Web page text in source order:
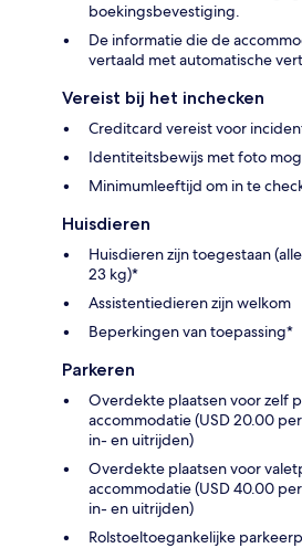
boekingsbevestiging.
De informatie die de
vertaald met automatische
Vereist bij het inchecken
Creditcard vereist voor
Identiteitsbewijs met foto
Minimumleeftijd om in te
Huisdieren
Huisdieren zijn toegestaan
23 kg)*
Assistentiedieren zijn welkom
Beperkingen van toepassing*
Parkeren
Overdekte plaatsen voor zelf
accommodatie (USD 20.00
in- en uitrijden)
Overdekte plaatsen voor
accommodatie (USD 40.00
in- en uitrijden)
Rolstoeltoegankelijke